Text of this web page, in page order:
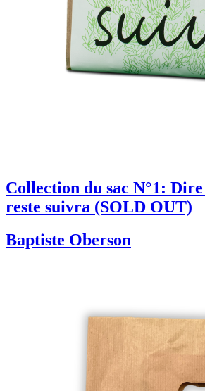
Collection du sac N°1:
reste suivra (SOLD OUT)
Baptiste Oberson